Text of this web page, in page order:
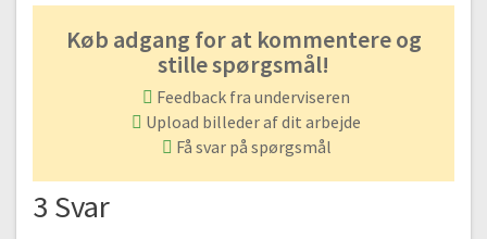
01:42
Slip kontrollen | Modul 6
#25 Slip kontrollen og tegn hurtigt!
00:33
#26 Tips og tricks til at slippe kontrollen
02:13
Tegn et portræt | Modul 7
Køb adgang for at kommentere og
stille spørgsmål!
Feedback fra underviseren
Upload billeder af dit arbejde
Få svar på spørgsmål
3 Svar